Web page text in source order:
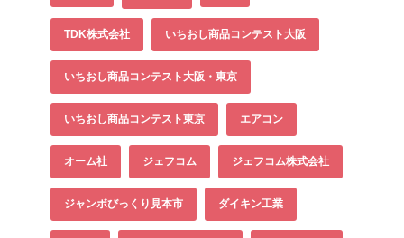
TDK株式会社 いちおし商品コンテスト大阪
いちおし商品コンテスト大阪・東京
いちおし商品コンテスト東京 エアコン
オーム社 ジェフコム ジェフコム株式会社
ジャンボびっくり見本市 ダイキン工業